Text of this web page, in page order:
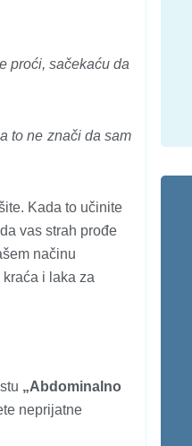
proći, sačekaću da
to ne znači da sam
Kada to učinite
vas strah prođe
načinu
i laka za
„Abdominalno
neprijatne